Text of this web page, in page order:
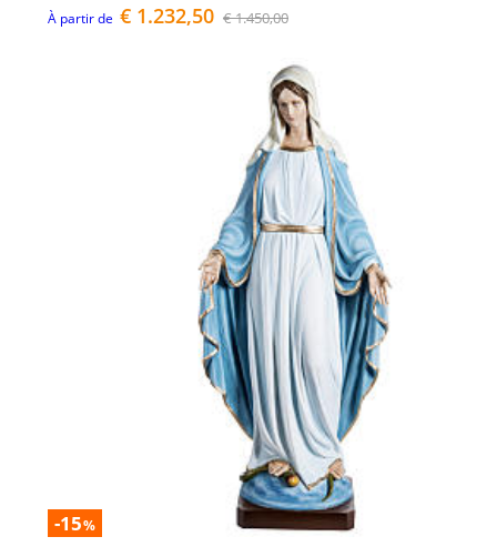
À partir de € 1.232,50 € 1.450,00
-15%